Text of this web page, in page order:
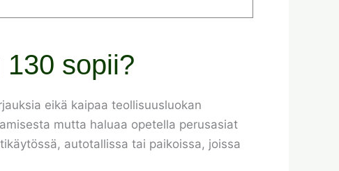
sopii?
eikä kaipaa teollisuusluokan
mutta haluaa opetella perusasiat
autotallissa tai paikoissa, joissa